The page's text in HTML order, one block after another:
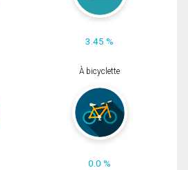
3.45 %
À bicyclette
0.0 %